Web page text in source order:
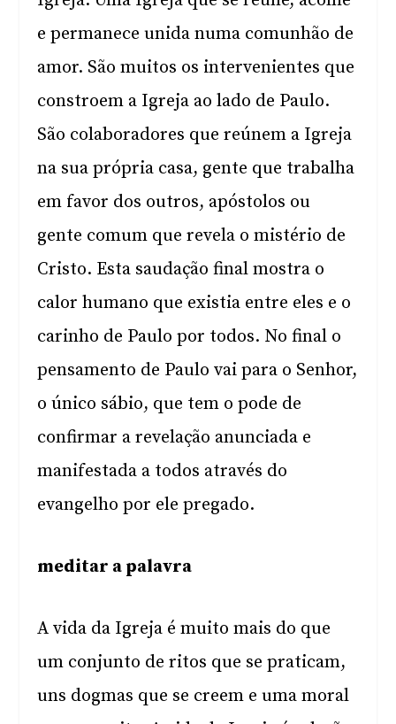
e permanece unida numa comunhão de
amor. São muitos os intervenientes que
constroem a Igreja ao lado de Paulo.
São colaboradores que reúnem a Igreja
na sua própria casa, gente que trabalha
em favor dos outros, apóstolos ou
gente comum que revela o mistério de
Cristo. Esta saudação final mostra o
calor humano que existia entre eles e o
carinho de Paulo por todos. No final o
pensamento de Paulo vai para o Senhor,
o único sábio, que tem o pode de
confirmar a revelação anunciada e
manifestada a todos através do
evangelho por ele pregado.
meditar a palavra
A vida da Igreja é muito mais do que
um conjunto de ritos que se praticam,
uns dogmas que se creem e uma moral